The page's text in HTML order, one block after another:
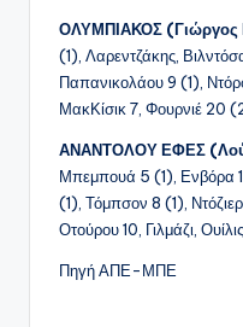
ΟΛΥΜΠΙΑΚΟΣ (Γιώργος
(1), Λαρεντζάκης,
Παπανικολάου 9 (1),
ΜακΚίσικ 7, Φουρνιέ 20
ΑΝΑΝΤΟΛΟΥ ΕΦΕΣ
Μπεμπουά 5 (1), Ενβόρα
(1), Τόμπσον 8 (1),
Οτούρου 10, Γιλμάζι, Ουίλις
Πηγή ΑΠΕ-ΜΠΕ